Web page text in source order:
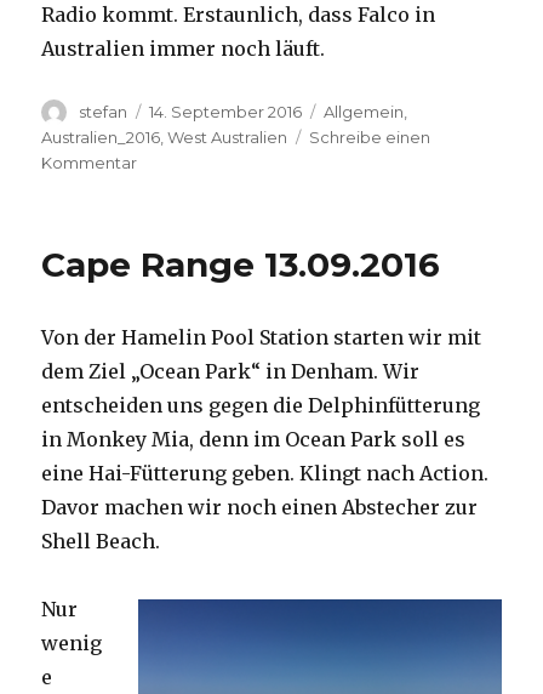
Radio kommt. Erstaunlich, dass Falco in
Australien immer noch läuft.
Autor
stefan
Veröffentlicht
am
14. September 2016 Kategorien
Allgemein
Australien_2016 ,West Australien
Schreibe einen
Kommentarzu
Cape Range 13.09.2016
Von der Hamelin Pool Station starten wir mit
dem Ziel „Ocean Park“ in Denham. Wir
entscheiden uns gegen die Delphinfütterung
in Monkey Mia, denn im Ocean Park soll es
eine Hai-Fütterung geben. Klingt nach Action.
Davor machen wir noch einen Abstecher zur
Shell Beach.
Nur
wenig
e